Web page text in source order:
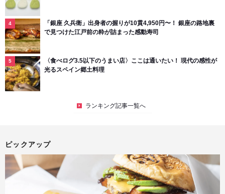
「銀座 久兵衛」出身者の握りが10貫4,950円〜！ 銀座の路地裏
で見つけた江戸前の粋が詰まった感動寿司
〈食べログ3.5以下のうまい店〉ここは通いたい！ 現代の感性が
光るスペイン郷土料理
ランキング記事一覧へ
ピックアップ